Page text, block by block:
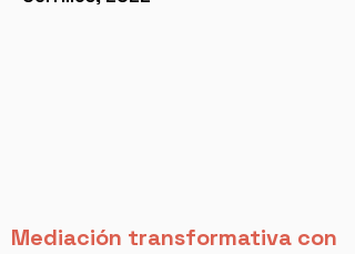
Mediación transformativa con